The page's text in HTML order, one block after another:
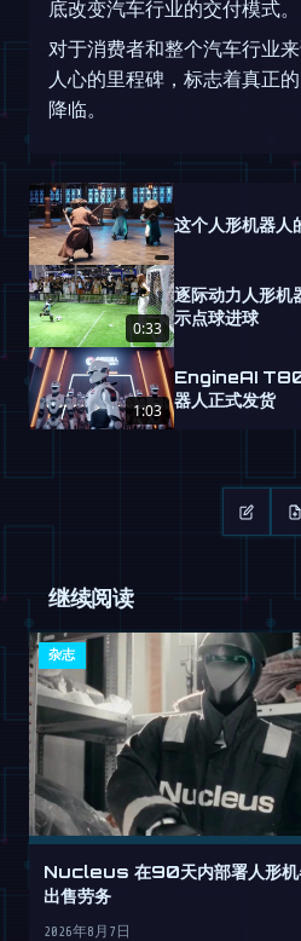
底改变汽车行业的交付模式。
对于消费者和整个汽车行业
人心的里程碑，标志着真正
降临。
这个人形机器人
0:33
逐际动力人形
示点球进球
1:03
EngineAI
器人正式发货
继续阅读
杂志
Nucleus 在90天内部署人形机
出售劳务
2026年8月7日